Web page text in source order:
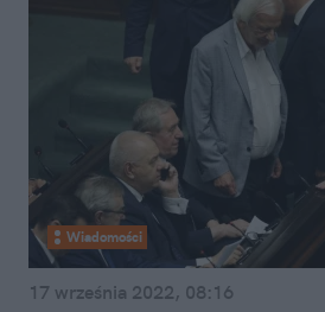
Wiadomości
17 września 2022, 08:16